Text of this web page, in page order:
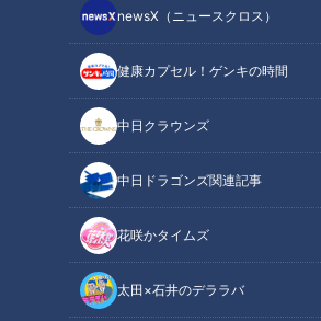
newsX（ニュースクロス）
健康カプセル！ゲンキの時間
中日クラウンズ
中日ドラゴンズ関連記事
花咲かタイムズ
太田×石井のデララバ
記事に戻る